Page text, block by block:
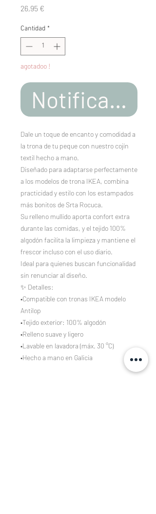
26,95 €
Cantidad *
agotadoo !
Notificar al
Dale un toque de encanto y comodidad a
la trona de tu peque con nuestro cojín
textil hecho a mano.
Diseñado para adaptarse perfectamente
a los modelos de trona IKEA, combina
practicidad y estilo con los estampados
más bonitos de Srta Rocuca.
Su relleno mullido aporta confort extra
durante las comidas, y el tejido 100%
algodón facilita la limpieza y mantiene el
frescor incluso con el uso diario.
Ideal para quienes buscan funcionalidad
sin renunciar al diseño.
✨ Detalles:
•Compatible con tronas IKEA modelo
Antilop
•Tejido exterior: 100% algodón
•Relleno suave y ligero
•Lavable en lavadora (máx. 30 °C)
•Hecho a mano en Galicia